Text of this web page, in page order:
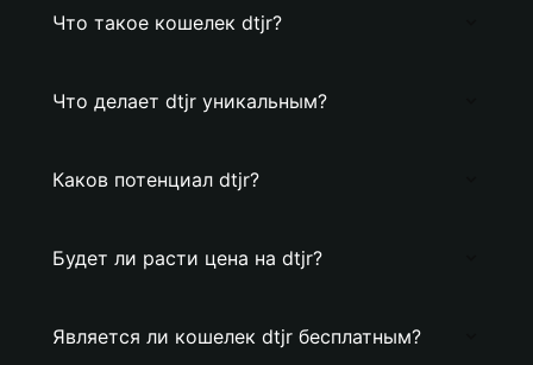
Что такое кошелек dtjr?
Что делает dtjr уникальным?
Каков потенциал dtjr?
Будет ли расти цена на dtjr?
Является ли кошелек dtjr бесплатным?